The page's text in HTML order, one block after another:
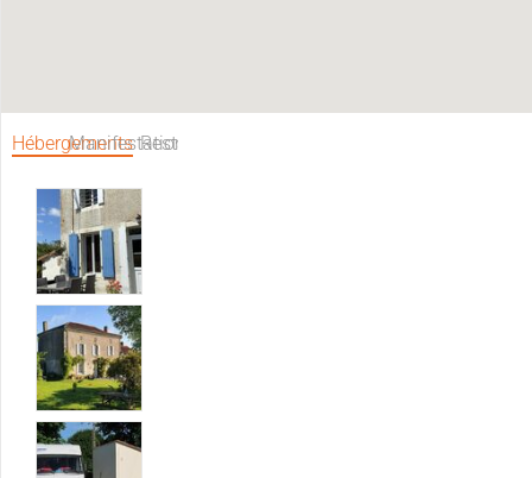
Hébergements
ManifestationsRestaurants